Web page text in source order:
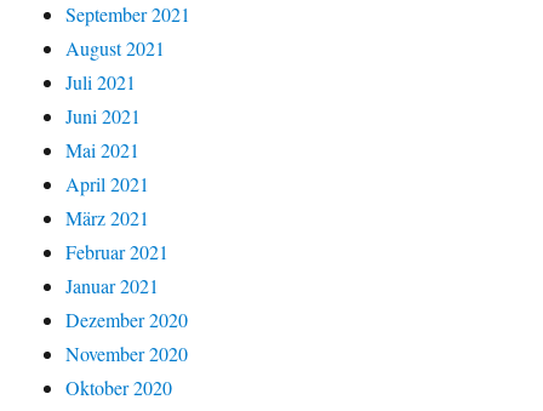
September 2021
August 2021
Juli 2021
Juni 2021
Mai 2021
April 2021
März 2021
Februar 2021
Januar 2021
Dezember 2020
November 2020
Oktober 2020